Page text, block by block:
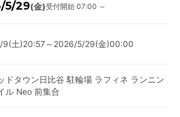
5/29(金)受付開始 07:00 ～
9(土)20:57～2026/5/29(金)00:00
ドタウン日比谷 駐輪場 ラフィネ ランニン
ル Neo 前集合